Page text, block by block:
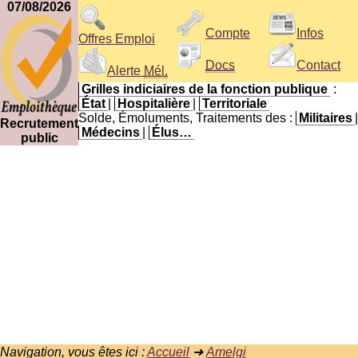
07/08/2026
Recrutement
public
Offres Emploi
Alerte Mél.
Compte
Docs
Infos
Contact
Grilles indiciaires de la fonction publique :
État
Hospitalière
Territoriale
Solde, Émoluments, Traitements des :
Militaires
Médecins
Élus…
Navigation, vous êtes ici :Accueil ➜Amelgi